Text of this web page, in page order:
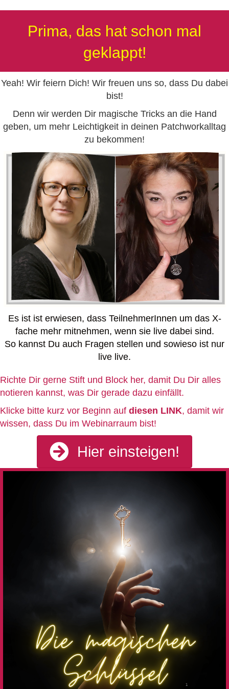
Prima, das hat schon mal
geklappt!
Yeah! Wir feiern Dich! Wir freuen uns so, dass Du dabei
bist!
Denn wir werden Dir magische Tricks an die Hand
geben, um mehr Leichtigkeit in deinen Patchworkalltag
zu bekommen!
Es ist ist erwiesen, dass TeilnehmerInnen um das X-
fache mehr mitnehmen, wenn sie live dabei sind.
So kannst Du auch Fragen stellen und sowieso ist nur
live live.
Richte Dir gerne Stift und Block her, damit Du Dir alles
notieren kannst, was Dir gerade dazu einfällt.
Klicke bitte kurz vor Beginn auf diesen LINK, damit wir
wissen, dass Du im Webinarraum bist!
Hier einsteigen!